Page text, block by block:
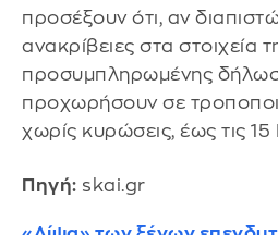
προσέξουν ότι, αν
ανακρίβειες στα στοιχεία
προσυμπληρωμένης
προχωρήσουν σε
χωρίς κυρώσεις, έως τις 15
Πηγή: skai.gr